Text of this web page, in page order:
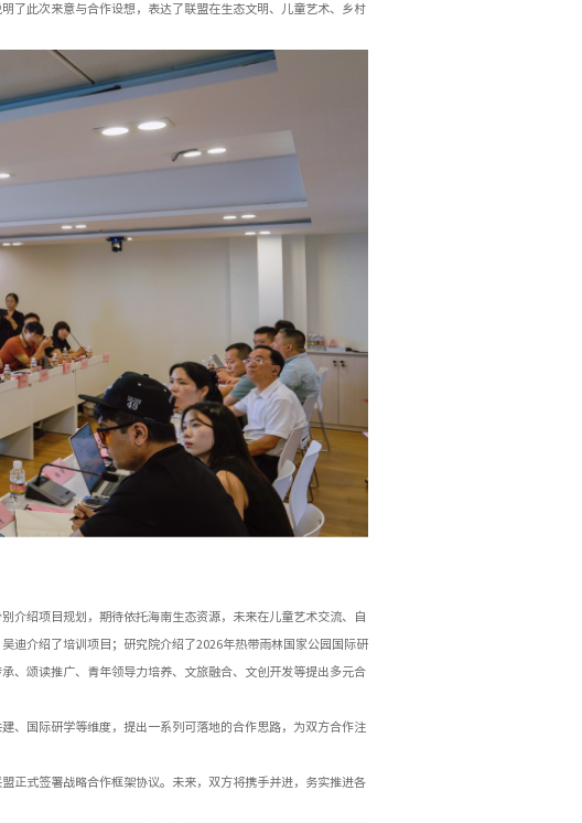
了此次来意与合作设想，表达了联盟在生态文明、儿童艺术、乡村
介绍项目规划，期待依托海南生态资源，未来在儿童艺术交流、自
迪介绍了培训项目；研究院介绍了2026年热带雨林国家公园国际研
、颂读推广、青年领导力培养、文旅融合、文创开发等提出多元合
、国际研学等维度，提出一系列可落地的合作思路，为双方合作注
正式签署战略合作框架协议。未来，双方将携手并进，务实推进各